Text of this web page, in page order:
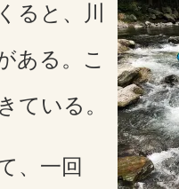
ると、川
ある。こ
ている。
、一回